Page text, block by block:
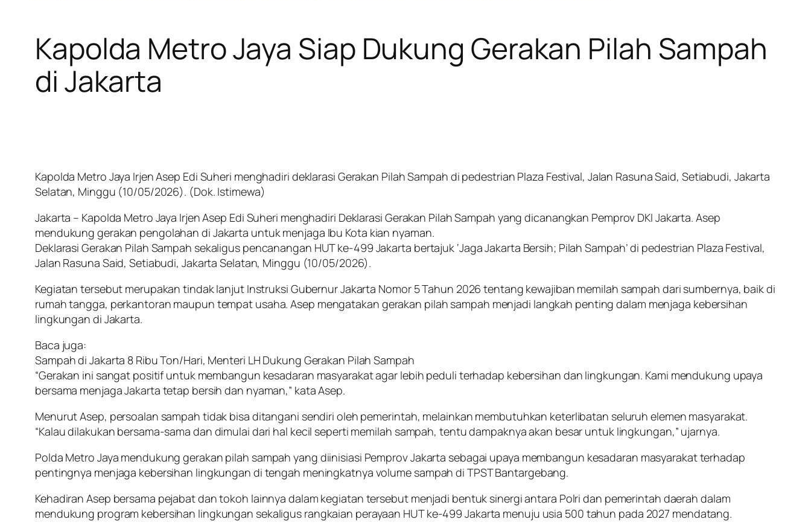
Kapolda Metro Jaya Siap Dukung Gerakan Pilah Sampah
di Jakarta
Kapolda Metro Jaya Irjen Asep Edi Suheri menghadiri deklarasi Gerakan Pilah Sampah di pedestrian Plaza Festival, Jalan Rasuna Said, Setiabudi, Jakarta
Selatan, Minggu (10/05/2026). (Dok. Istimewa)
Jakarta – Kapolda Metro Jaya Irjen Asep Edi Suheri menghadiri Deklarasi Gerakan Pilah Sampah yang dicanangkan Pemprov DKI Jakarta. Asep
mendukung gerakan pengolahan di Jakarta untuk menjaga Ibu Kota kian nyaman.
Deklarasi Gerakan Pilah Sampah sekaligus pencanangan HUT ke-499 Jakarta bertajuk ‘Jaga Jakarta Bersih; Pilah Sampah’ di pedestrian Plaza Festival,
Jalan Rasuna Said, Setiabudi, Jakarta Selatan, Minggu (10/05/2026).
Kegiatan tersebut merupakan tindak lanjut Instruksi Gubernur Jakarta Nomor 5 Tahun 2026 tentang kewajiban memilah sampah dari sumbernya, baik di
rumah tangga, perkantoran maupun tempat usaha. Asep mengatakan gerakan pilah sampah menjadi langkah penting dalam menjaga kebersihan
lingkungan di Jakarta.
Baca juga:
Sampah di Jakarta 8 Ribu Ton/Hari, Menteri LH Dukung Gerakan Pilah Sampah
“Gerakan ini sangat positif untuk membangun kesadaran masyarakat agar lebih peduli terhadap kebersihan dan lingkungan. Kami mendukung upaya
bersama menjaga Jakarta tetap bersih dan nyaman,” kata Asep.
Menurut Asep, persoalan sampah tidak bisa ditangani sendiri oleh pemerintah, melainkan membutuhkan keterlibatan seluruh elemen masyarakat.
“Kalau dilakukan bersama-sama dan dimulai dari hal kecil seperti memilah sampah, tentu dampaknya akan besar untuk lingkungan,” ujarnya.
Polda Metro Jaya mendukung gerakan pilah sampah yang diinisiasi Pemprov Jakarta sebagai upaya membangun kesadaran masyarakat terhadap
pentingnya menjaga kebersihan lingkungan di tengah meningkatnya volume sampah di TPST Bantargebang.
Kehadiran Asep bersama pejabat dan tokoh lainnya dalam kegiatan tersebut menjadi bentuk sinergi antara Polri dan pemerintah daerah dalam
mendukung program kebersihan lingkungan sekaligus rangkaian perayaan HUT ke-499 Jakarta menuju usia 500 tahun pada 2027 mendatang.